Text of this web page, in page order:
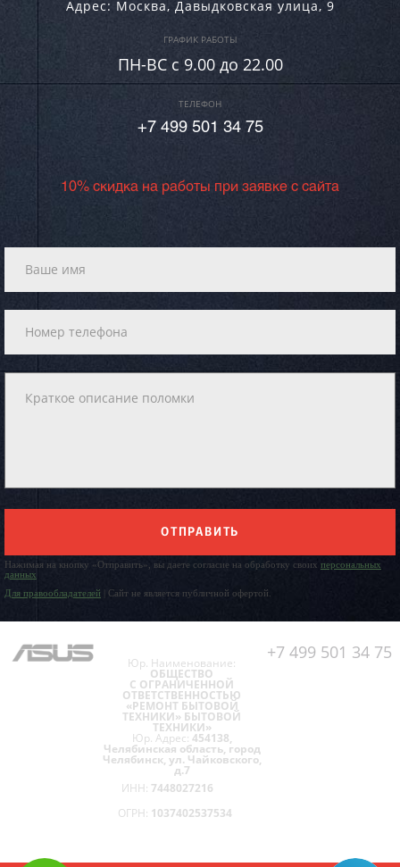
Адрес: Москва, Давыдковская улица, 9
ГРАФИК РАБОТЫ
ПН-ВC c 9.00 до 22.00
ТЕЛЕФОН
+7 499 501 34 75
10% скидка на работы при заявке с сайта
ОТПРАВИТЬ
Нажимая на кнопку «Отправить», вы даете согласие на обработку своих персональных
данных
Для правообладателей | Сайт не является публичной офертой.
+7 499 501 34 75
Юр. Наименование:
ОБЩЕСТВО
С ОГРАНИЧЕННОЙ
ОТВЕТСТВЕННОСТЬЮ
«РЕМОНТ БЫТОВОЙ
ТЕХНИКИ» БЫТОВОЙ
ТЕХНИКИ»
Юр. Адрес: 454138,
Челябинская область, город
Челябинск, ул. Чайковского,
д.7
ИНН: 7448027216
ОГРН: 1037402537534